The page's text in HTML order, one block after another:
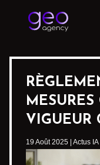
VIGUEUR
19 Août 2025 Actus IA